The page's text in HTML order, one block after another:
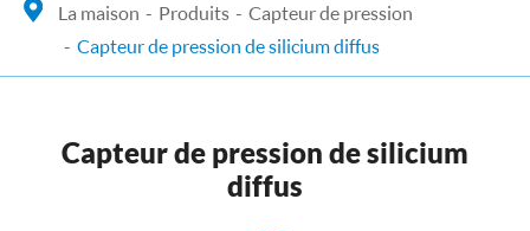
La maison Produits
Capteur de pression
Capteur de pression de silicium diffus
Capteur de pression de silicium
diffus